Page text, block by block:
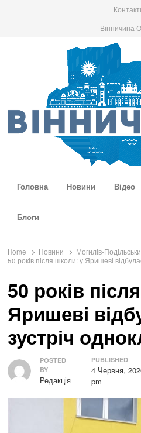
Вінничина
Головна
Новини Відео
Блоги
Home Новини
Могилів-
50 років після школи: у Яришеві
50 років
Яришеві
зустріч
Author
POSTED
BY
Редакція
PUBLISHED
4 Червня,
pm